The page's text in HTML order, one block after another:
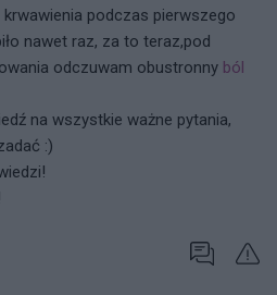
podczas pierwszego
nawet raz, za to teraz,pod
odczuwam obustronny ból
na wszystkie ważne pytania,
:)